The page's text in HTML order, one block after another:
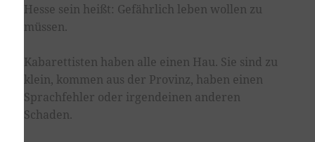
Hesse sein heißt: Gefährlich leben wollen zu
müssen.
Kabarettisten haben alle einen Hau. Sie sind zu
klein, kommen aus der Provinz, haben einen
Sprachfehler oder irgendeinen anderen
Schaden.